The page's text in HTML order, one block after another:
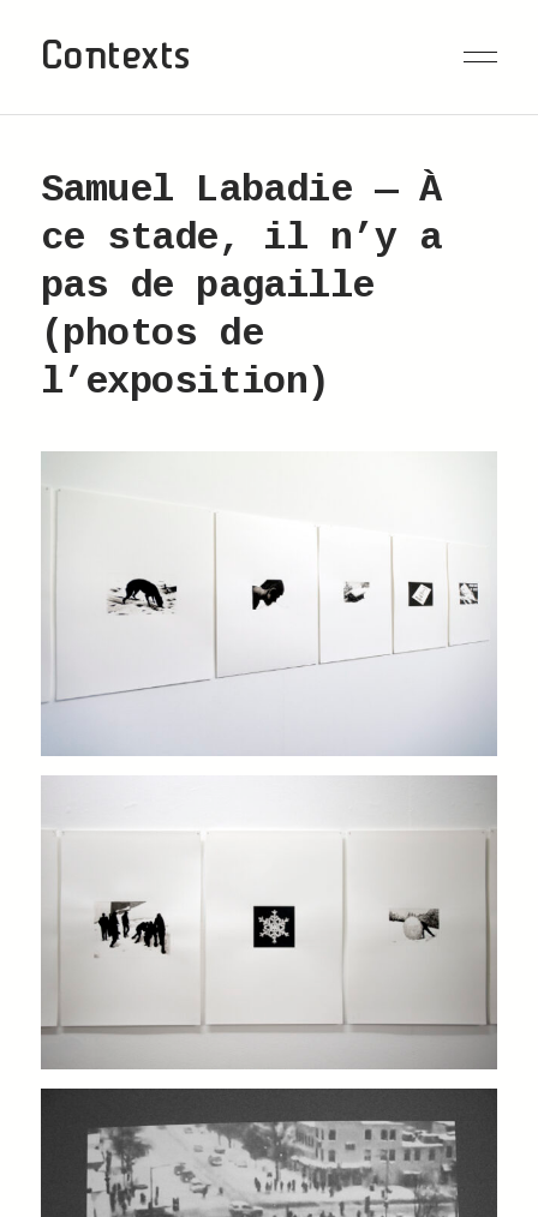
Contexts
Samuel Labadie — À
ce stade, il n’y a
pas de pagaille
(photos de
l’exposition)